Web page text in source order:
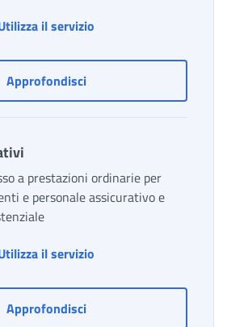
il servizio
ApprofondisciFinanziamento dei
a prestazioni ordinarie per
e personale assicurativo e
il servizio
ApprofondisciFondo Assicurativi